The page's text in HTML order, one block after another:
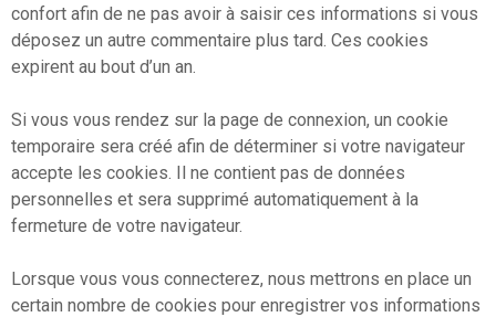
confort afin de ne pas avoir à saisir ces informations si vous
déposez un autre commentaire plus tard. Ces cookies
expirent au bout d’un an.
Si vous vous rendez sur la page de connexion, un cookie
temporaire sera créé afin de déterminer si votre navigateur
accepte les cookies. Il ne contient pas de données
personnelles et sera supprimé automatiquement à la
fermeture de votre navigateur.
Lorsque vous vous connecterez, nous mettrons en place un
certain nombre de cookies pour enregistrer vos informations